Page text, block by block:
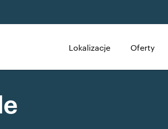
Lokalizacje Oferty